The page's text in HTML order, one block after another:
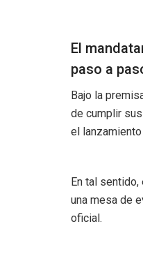
El
paso a
Bajo la
de cumplir
el
En tal
una mesa de
oficial.